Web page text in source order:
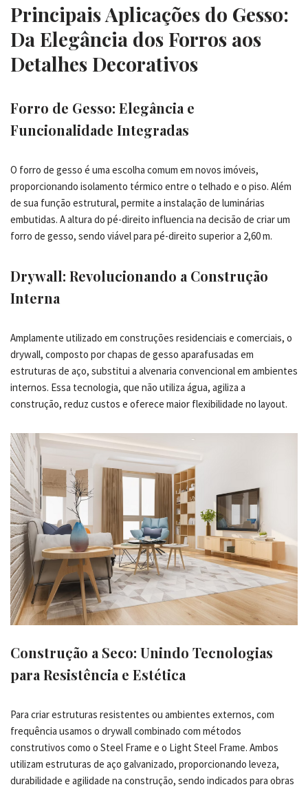
Principais Aplicações do Gesso:
Da Elegância dos Forros aos
Detalhes Decorativos
Forro de Gesso: Elegância e
Funcionalidade Integradas
O forro de gesso é uma escolha comum em novos imóveis,
proporcionando isolamento térmico entre o telhado e o piso. Além
de sua função estrutural, permite a instalação de luminárias
embutidas. A altura do pé-direito influencia na decisão de criar um
forro de gesso, sendo viável para pé-direito superior a 2,60 m.
Drywall: Revolucionando a Construção
Interna
Amplamente utilizado em construções residenciais e comerciais, o
drywall, composto por chapas de gesso aparafusadas em
estruturas de aço, substitui a alvenaria convencional em ambientes
internos. Essa tecnologia, que não utiliza água, agiliza a
construção, reduz custos e oferece maior flexibilidade no layout.
Construção a Seco: Unindo Tecnologias
para Resistência e Estética
Para criar estruturas resistentes ou ambientes externos, com
frequência usamos o drywall combinado com métodos
construtivos como o Steel Frame e o Light Steel Frame. Ambos
utilizam estruturas de aço galvanizado, proporcionando leveza,
durabilidade e agilidade na construção, sendo indicados para obras